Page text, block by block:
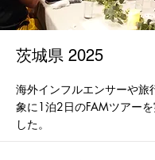
茨城県 2025
海外インフルエンサーや旅
象に1泊2日のFAMツアーを
した。